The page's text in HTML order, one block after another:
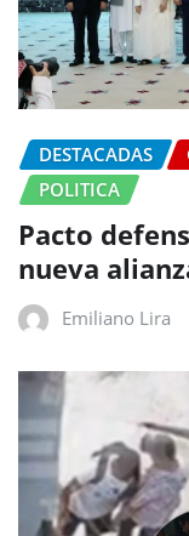
DESTACADAS
POLITICA
Pacto
nueva
Emiliano Lira